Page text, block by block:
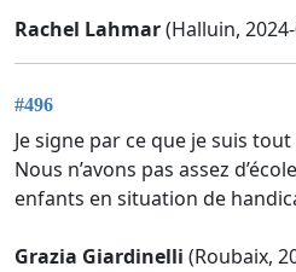
Rachel Lahmar(Halluin,
#496
Je signe par ce que je suis
Nous n’avons pas assez
enfants en situation de
Grazia Giardinelli (Roubaix,